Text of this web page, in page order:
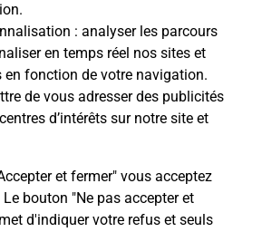
: analyser les parcours
en temps réel nos sites et
fonction de votre navigation.
de vous adresser des publicités
d’intérêts sur notre site et
et fermer" vous acceptez
bouton "Ne pas accepter et
d'indiquer votre refus et seuls
La Poste Mobile ?
garder mon
gratuitement ?
bénéficier de la 5G
?